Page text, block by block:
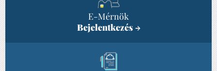
E-Mérnök
Bejelentkezés →